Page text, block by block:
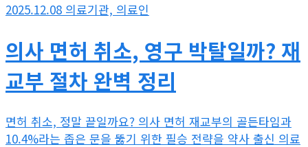
2025.12.08 의료기관, 의료인
의사 면허 취소, 영구 박탈일까? 재
교부 절차 완벽 정리
면허 취소, 정말 끝일까요? 의사 면허 재교부의 골든타임과
10.4%라는 좁은 문을 뚫기 위한 필승 전략을 약사 출신 의료